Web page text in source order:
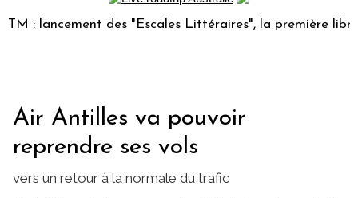
des "Escales Littéraires", la première librairie
Air Antilles va pouvoir
reprendre ses vols
vers un retour à la normale du trafic